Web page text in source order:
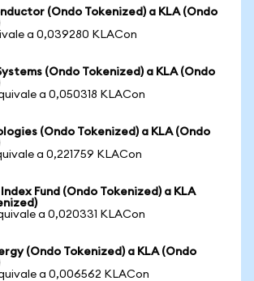
(Ondo Tokenized) a KLA (Ondo
a 0,039280 KLACon
(Ondo Tokenized) a KLA (Ondo
a 0,050318 KLACon
(Ondo Tokenized) a KLA (Ondo
a 0,221759 KLACon
Fund (Ondo Tokenized) a KLA
a 0,020331 KLACon
(Ondo Tokenized) a KLA (Ondo
a 0,006562 KLACon